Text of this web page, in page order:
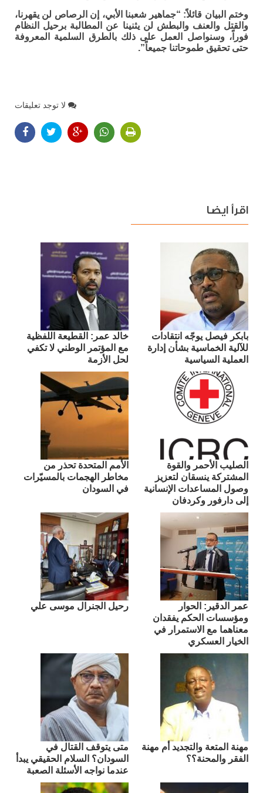
وختم البيان قائلاً: “جماهير شعبنا الأبي، إن الرصاص لن يقهرنا،
والقتل والعنف والبطش لن يثنينا عن المطالبة برحيل النظام
فوراً، وسنواصل العمل على ذلك بالطرق السلمية المعروفة
حتى تحقيق طموحاتنا جميعاً”.
لا توجد تعليقات
اقرأ ايضا
بابكر فيصل يوجّه انتقادات
للآلية الخماسية بشأن إدارة
العملية السياسية
​خالد عمر: القطيعة اللفظية
مع المؤتمر الوطني لا تكفي
لحل الأزمة
الصليب الأحمر والقوة
المشتركة ينسقان لتعزيز
وصول المساعدات الإنسانية
إلى دارفور وكردفان
الأمم المتحدة تحذر من
مخاطر الهجمات بالمسيّرات
في السودان
عمر الدقير: الحوار
ومؤسسات الحكم يفقدان
معناهما مع الاستمرار في
الخيار العسكري
رحيل الجنرال موسى علي
مهنة المتعة والتجديد أم مهنة
الفقر والمحنة؟؟
متى يتوقف القتال في
السودان؟ السلام الحقيقي يبدأ
عندما نواجه الأسئلة الصعبة